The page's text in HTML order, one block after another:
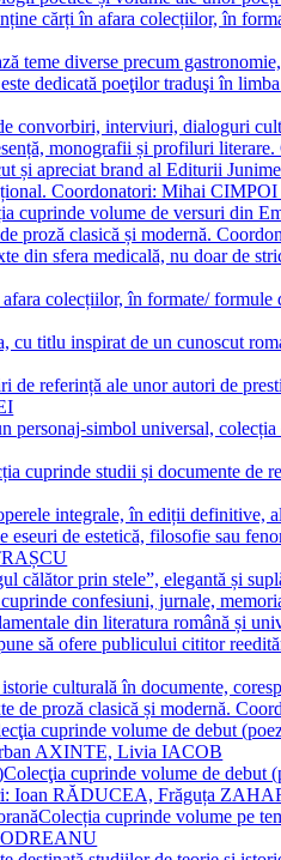
cărți în afara colecțiilor, în
teme diverse precum
dedicată poeţilor traduşi în
convorbiri, interviuri, dialoguri
monografii și profiluri
și apreciat brand al Editurii
Coordonatori: Mihai
cuprinde volume de versuri din
proză clasică și modernă.
din sfera medicală, nu doar de
colecțiilor, în formate/
cu titlu inspirat de un cunoscut
de referință ale unor autori de
personaj-simbol universal,
cuprinde studii și documente
integrale, în ediții
eseuri de estetică, filosofie sau
călător prin stele”, elegantă și
confesiuni, jurnale,
din literatura română și
să ofere publicului cititor
culturală în documente,
de proză clasică și modernă.
cuprinde volume de debut
AXINTE, Livia IACOB
Colecţia cuprinde volume de debut
Ioan RĂDUCEA, Frăguța
Colecția cuprinde volume pe